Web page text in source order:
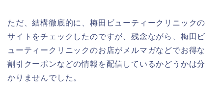
ただ、結構徹底的に、梅田ビューティークリニックの
サイトをチェックしたのですが、残念ながら、梅田ビ
ューティークリニックのお店がメルマガなどでお得な
割引クーポンなどの情報を配信しているかどうかは分
かりませんでした。